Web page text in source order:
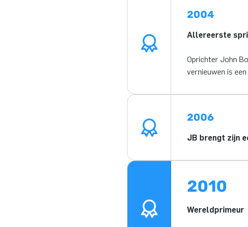
2004
Allereerste
Oprichter John
vernieuwen is
2006
JB brengt zijn
2010
Wereldprimeur